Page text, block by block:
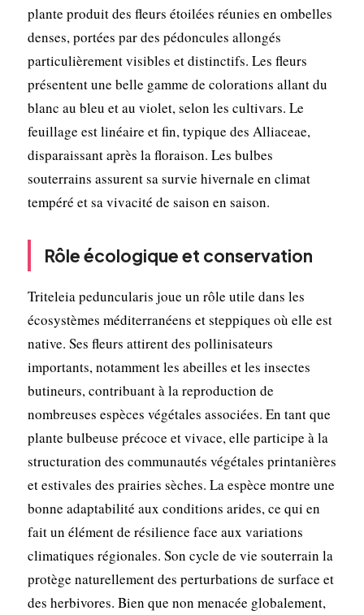
plante produit des fleurs étoilées réunies en ombelles
denses, portées par des pédoncules allongés
particulièrement visibles et distinctifs. Les fleurs
présentent une belle gamme de colorations allant du
blanc au bleu et au violet, selon les cultivars. Le
feuillage est linéaire et fin, typique des Alliaceae,
disparaissant après la floraison. Les bulbes
souterrains assurent sa survie hivernale en climat
tempéré et sa vivacité de saison en saison.
Rôle écologique et conservation
Triteleia peduncularis joue un rôle utile dans les
écosystèmes méditerranéens et steppiques où elle est
native. Ses fleurs attirent des pollinisateurs
importants, notamment les abeilles et les insectes
butineurs, contribuant à la reproduction de
nombreuses espèces végétales associées. En tant que
plante bulbeuse précoce et vivace, elle participe à la
structuration des communautés végétales printanières
et estivales des prairies sèches. La espèce montre une
bonne adaptabilité aux conditions arides, ce qui en
fait un élément de résilience face aux variations
climatiques régionales. Son cycle de vie souterrain la
protège naturellement des perturbations de surface et
des herbivores. Bien que non menacée globalement,